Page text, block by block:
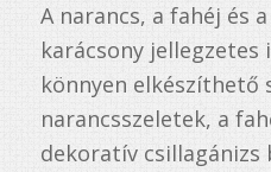
A narancs, a fahéj és
karácsony jellegzetes
könnyen
narancsszeletek, a
dekoratív csillagánizs